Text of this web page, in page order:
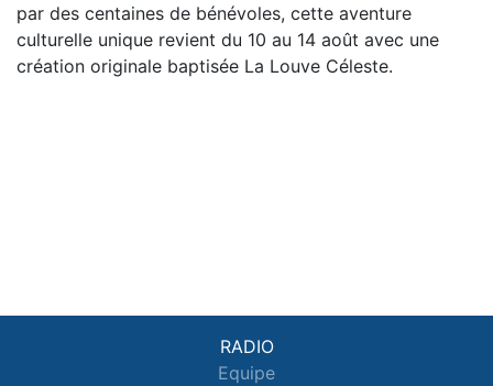
par des centaines de bénévoles, cette aventure
culturelle unique revient du 10 au 14 août avec une
création originale baptisée La Louve Céleste.
RADIO
Equipe